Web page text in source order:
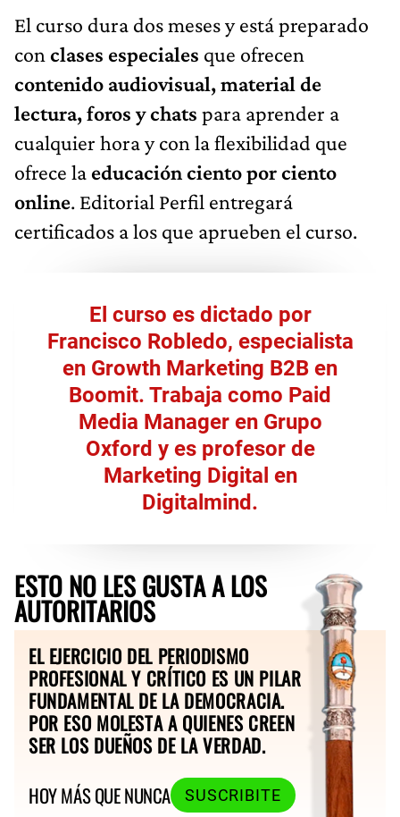
El curso dura dos meses y está preparado
con clases especiales que ofrecen
contenido audiovisual, material de
lectura, foros y chats para aprender a
cualquier hora y con la flexibilidad que
ofrece la educación ciento por ciento
online. Editorial Perfil entregará
certificados a los que aprueben el curso.
El curso es dictado por
Francisco Robledo, especialista
en Growth Marketing B2B en
Boomit. Trabaja como Paid
Media Manager en Grupo
Oxford y es profesor de
Marketing Digital en
Digitalmind.
ESTO NO LES GUSTA A LOS
AUTORITARIOS
EL EJERCICIO DEL PERIODISMO
PROFESIONAL Y CRÍTICO ES UN PILAR
FUNDAMENTAL DE LA DEMOCRACIA.
POR ESO MOLESTA A QUIENES CREEN
SER LOS DUEÑOS DE LA VERDAD.
HOY MÁS QUE NUNCA
SUSCRIBITE